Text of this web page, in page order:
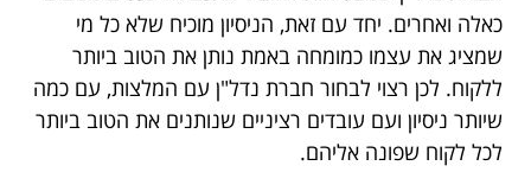
כאלה ואחרים. יחד עם זאת, הניסיון מוכיח שלא כל מי
שמציג את עצמו כמומחה באמת נותן את הטוב ביותר
ללקוח. לכן רצוי לבחור חברת נדל"ן עם המלצות, עם כמה
שיותר ניסיון ועם עובדים רציניים שנותנים את הטוב ביותר
לכל לקוח שפונה אליהם.